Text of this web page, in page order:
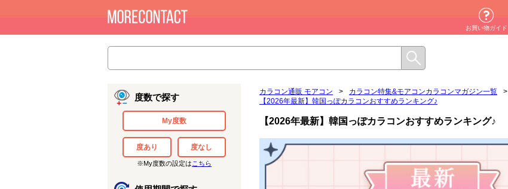
お買い物ガイド
度数で探す
My度数
度あり 度なし
※My度数の設定は こちら
カラコン通販 モアコン > カラコン特集&モアコンカラコンマガジン一覧
>
【2026年最新】韓国っぽカラコンおすすめランキング♪
【2026年最新】韓国っぽカラコンおすすめランキング♪